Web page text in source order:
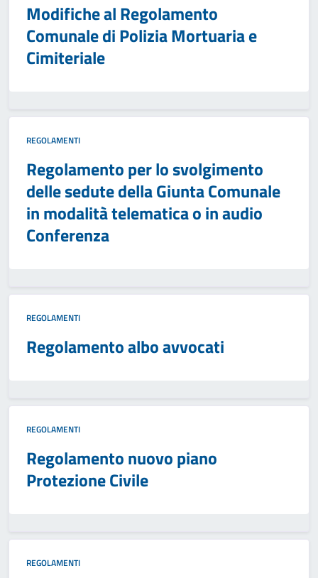
Modifiche al Regolamento
Comunale di Polizia Mortuaria e
Cimiteriale
REGOLAMENTI
Regolamento per lo svolgimento
delle sedute della Giunta Comunale
in modalità telematica o in audio
Conferenza
REGOLAMENTI
Regolamento albo avvocati
REGOLAMENTI
Regolamento nuovo piano
Protezione Civile
REGOLAMENTI